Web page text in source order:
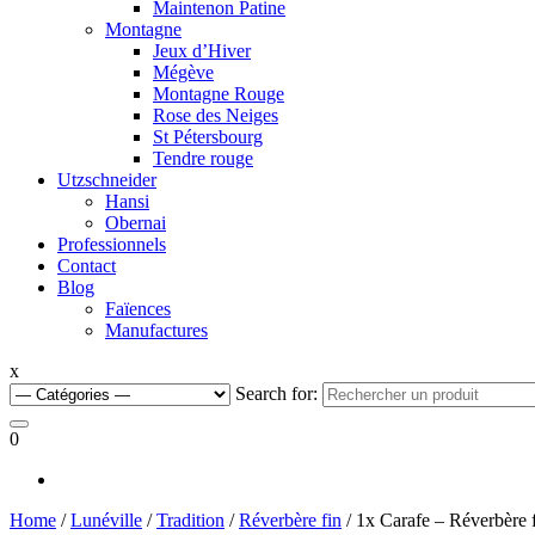
Maintenon Patine
Montagne
Jeux d’Hiver
Mégève
Montagne Rouge
Rose des Neiges
St Pétersbourg
Tendre rouge
Utzschneider
Hansi
Obernai
Professionnels
Contact
Blog
Faïences
Manufactures
x
Search for:
0
Home /Lunéville /Tradition /Réverbère fin / 1x Carafe – Réverbère